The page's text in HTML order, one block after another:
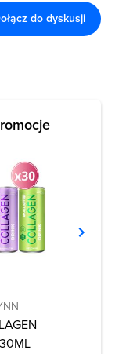
do dyskusji